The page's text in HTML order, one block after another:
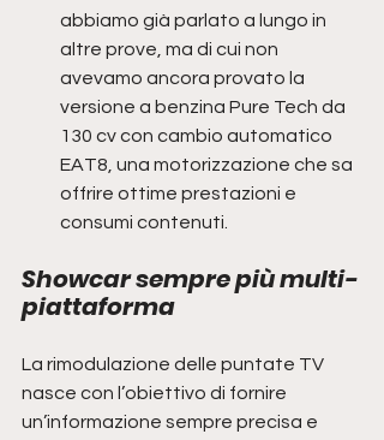
abbiamo già parlato a lungo in
altre prove, ma di cui non
avevamo ancora provato la
versione a benzina Pure Tech da
130 cv con cambio automatico
EAT8, una motorizzazione che sa
offrire ottime prestazioni e
consumi contenuti.
Showcar sempre più multi-
piattaforma
La rimodulazione delle puntate TV
nasce con l’obiettivo di fornire
un’informazione sempre precisa e